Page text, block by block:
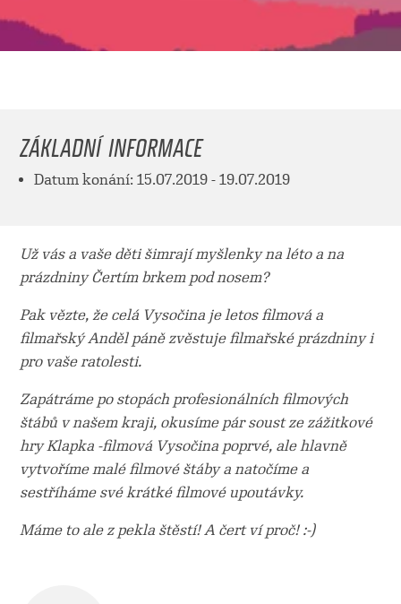
ZÁKLADNÍ INFORMACE
Datum konání: 15.07.2019 - 19.07.2019
Už vás a vaše děti šimrají myšlenky na léto a na
prázdniny Čertím brkem pod nosem?
Pak vězte, že celá Vysočina je letos filmová a
filmařský Anděl páně zvěstuje filmařské prázdniny i
pro vaše ratolesti.
Zapátráme po stopách profesionálních filmových
štábů v našem kraji, okusíme pár soust ze zážitkové
hry Klapka -filmová Vysočina poprvé, ale hlavně
vytvoříme malé filmové štáby a natočíme a
sestříháme své krátké filmové upoutávky.
Máme to ale z pekla štěstí! A čert ví proč! :-)